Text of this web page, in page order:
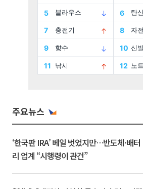
주요뉴스
‘한국판 IRA’ 베일 벗었지만…반도체·배터
리 업계 “시행령이 관건”